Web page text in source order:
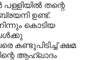
തന്റെ
ഉണ്ട്.
കൊടിയ
കണ്ടുപിടിച്ച് ക്ഷമ
ആഹ്ലാദം